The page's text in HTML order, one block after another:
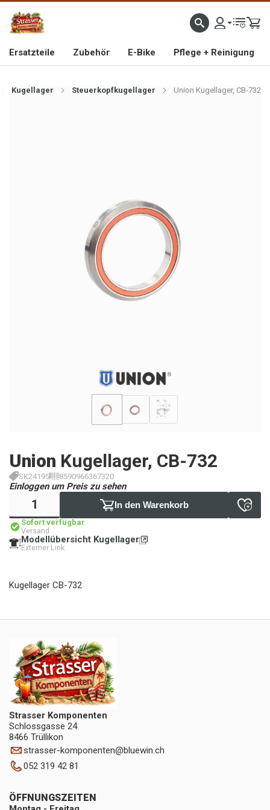
IMPORTEUR VON HOCHWERTIGEN FAHRRAD- UND MOFAERSATZTEILEN SEIT 1993
Ersatzteile Zubehör E-Bike Pflege + Reinigung
Kugellager Steuerkopfkugellager Union Kugellager, CB-732
Union Kugellager, CB-732
SK24195 8590966367320
Einloggen um Preis zu sehen
In den Warenkorb
Sofort verfügbar
Versand
Modellübersicht Kugellager
Externer Link
Kugellager CB-732
Strasser Komponenten
Schlossgasse 24
8466 Trüllikon
strasser-komponenten@bluewin.ch
052 319 42 81
ÖFFNUNGSZEITEN